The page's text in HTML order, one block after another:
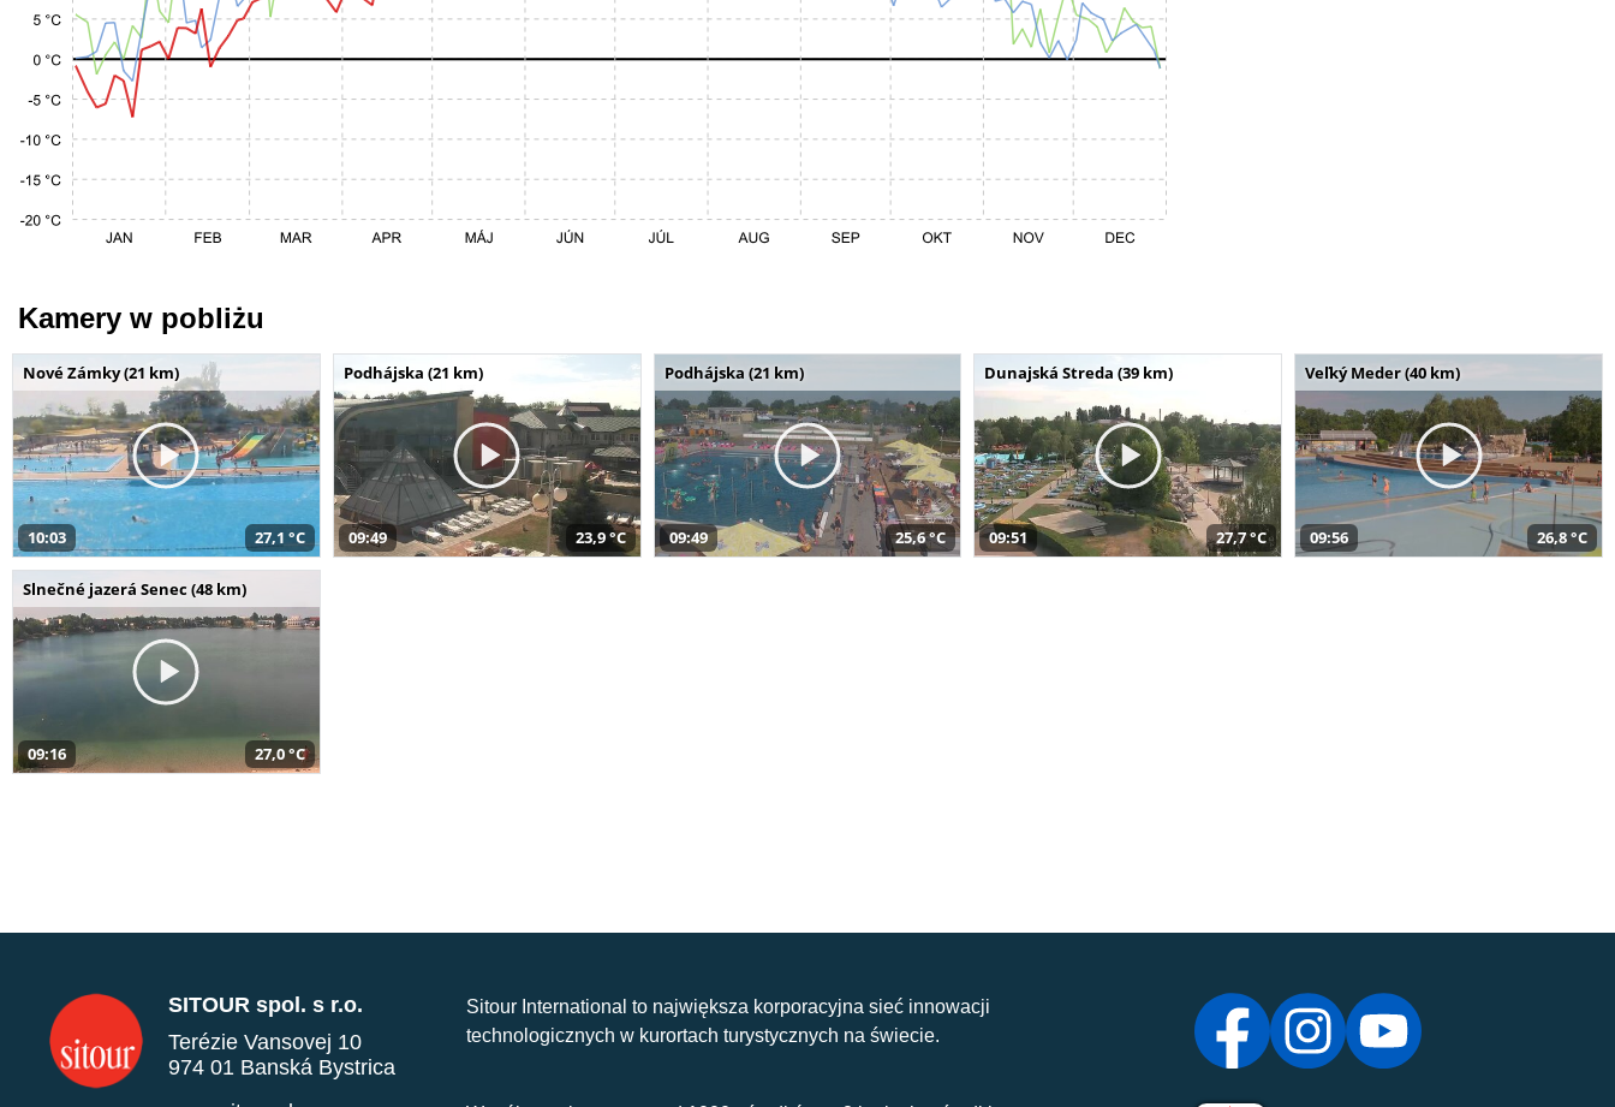
Kamery w pobliżu
Nové Zámky (21 km)
10:03 27,1 °C
Podhájska (21 km)
09:49 23,9 °C
Podhájska (21 km)
09:49 25,6 °C
Dunajská Streda (39 km)
09:51 27,7 °C
Veľký Meder (40 km)
09:56 26,8 °C
Slnečné jazerá Senec (48 km)
09:16 27,0 °C
SITOUR spol. s r.o.
Terézie Vansovej 10
974 01 Banská Bystrica
Sitour International to największa korporacyjna sieć innowacji
technologicznych w kurortach turystycznych na świecie.